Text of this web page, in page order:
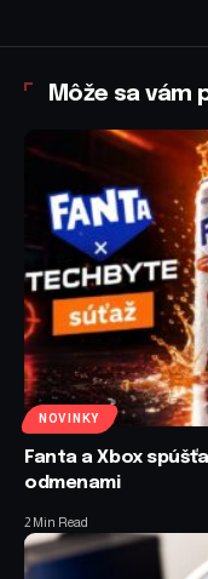
Môže sa vám
NOVINKY
Fanta a Xbox
odmenami
2 Min Read